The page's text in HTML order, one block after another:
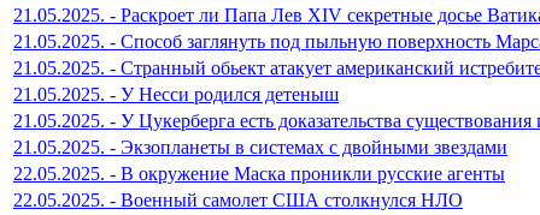
21.05.2025. - Раскроет ли Папа Лев XIV секретные досье
21.05.2025. - Способ заглянуть под пыльную поверхность
21.05.2025. - Странный обьект атакует американский
21.05.2025. - У Несси родился детеныш
21.05.2025. - У Цукерберга есть доказательства
21.05.2025. - Экзопланеты в системах с двойными звездами
22.05.2025. - В окружение Маска проникли русские агенты
22.05.2025. - Военный самолет США столкнулся НЛО